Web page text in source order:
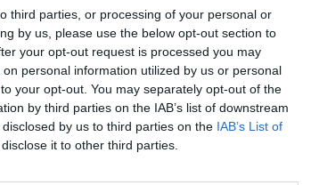
third parties, or processing of your personal or
by us, please use the below opt-out section to
your opt-out request is processed you may
personal information utilized by us or personal
your opt-out. You may separately opt-out of the
by third parties on the IAB’s list of downstream
by us to third parties on the IAB’s List of
it to other third parties.
QUInews - ToscanaMedia.